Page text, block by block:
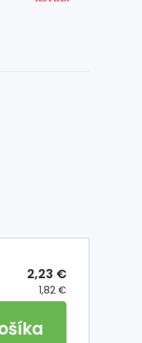
1,82 €
2,23 €